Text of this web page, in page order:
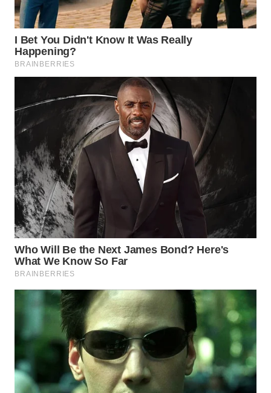
WN
SUBANG
WN
SUKABUMI
WN
PURWAKARTA
WN
PRIANGAN
TIMUR
WN
SEMARANG
WN
SOLO
WN
BOROBUDUR
WN
MADURA
WN